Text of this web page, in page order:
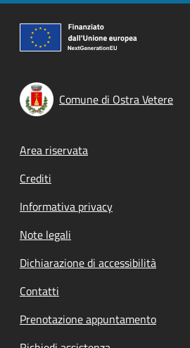
Comune di Ostra Vetere
Footer menu
Area riservata
Crediti
Informativa privacy
Note legali
Dichiarazione di accessibilità
Contatti
Prenotazione appuntamento